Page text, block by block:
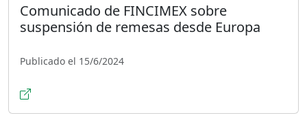
Comunicado de FINCIMEX sobre
suspensión de remesas desde Europa
Publicado el 15/6/2024